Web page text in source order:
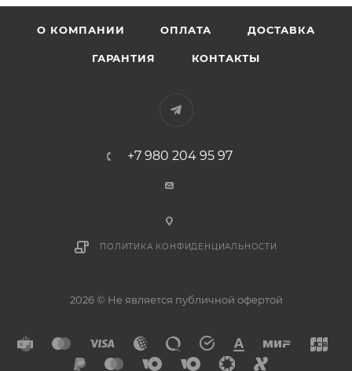
О КОМПАНИИ ОПЛАТА ДОСТАВКА
ГАРАНТИЯ КОНТАКТЫ
+7 980 204 95 97
ПОЛИТИКА КОНФИДЕНЦИАЛЬНОСТИ
2026 © Не является публичной офертой